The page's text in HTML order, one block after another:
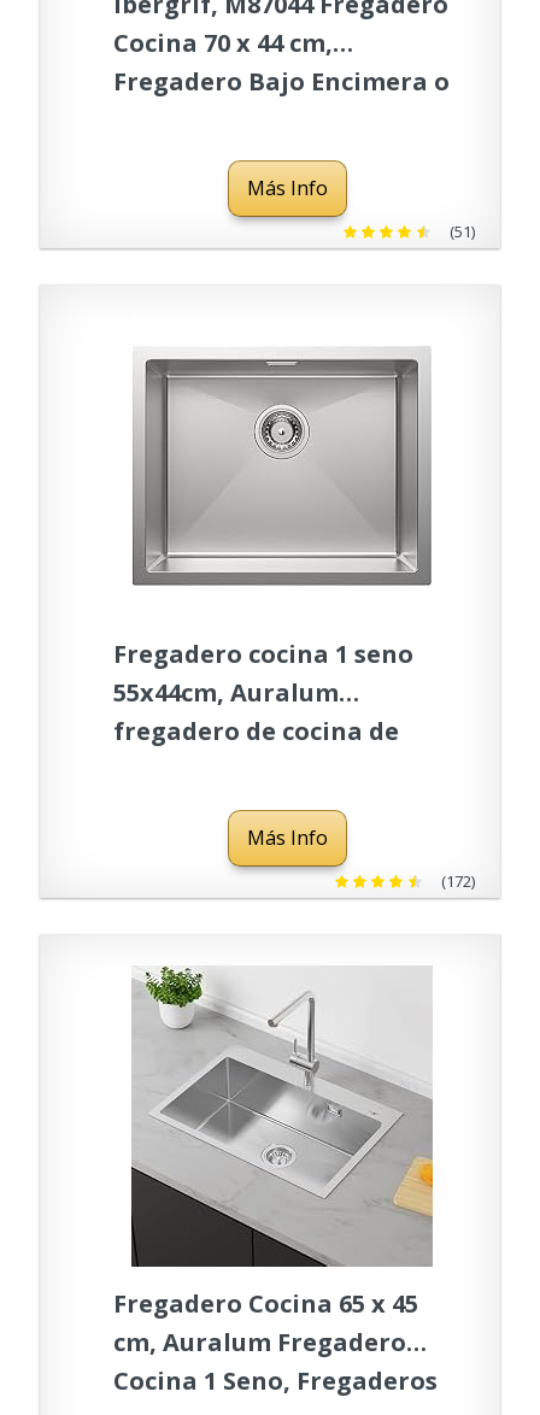
Cocina 70 x 44 cm,
Fregadero Bajo Encimera o
de Drenaje, Acero
InoxidableMás Info
(51)
Fregadero cocina 1 seno
55x44cm, Auralum
fregadero de cocina de
fregadero con sifón,
Dispositivos de drenaje y
Más Info
(172)
Fregadero Cocina 65 x 45
cm, Auralum Fregadero
Cocina 1 Seno, Fregaderos